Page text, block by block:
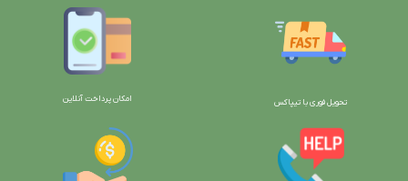
تحویل فوری با تیپاکس امکان پرداخت آنلاین